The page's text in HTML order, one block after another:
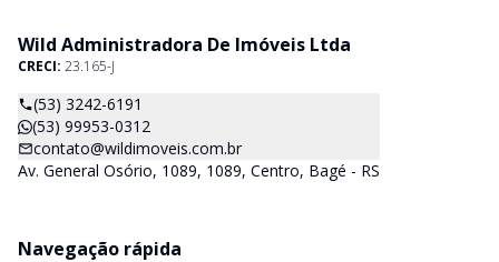
Wild Administradora De Imóveis Ltda
CRECI: 23.165-J
(53) 3242-6191
(53) 99953-0312
contato@wildimoveis.com.br
Av. General Osório, 1089, 1089, Centro, Bagé - RS
Navegação rápida